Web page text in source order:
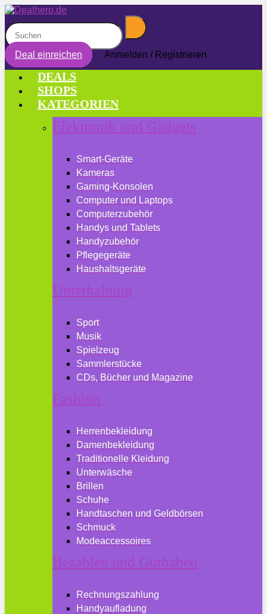
Deal einreichen Anmelden / Registrieren
DEALS
SHOPS
KATEGORIEN
Elektronik und Gadgets
Smart-Geräte
Kameras
Gaming-Konsolen
Computer und Laptops
Computerzubehör
Handys und Tablets
Handyzubehör
Pflegegeräte
Haushaltsgeräte
Unterhaltung
Sport
Musik
Spielzeug
Sammlerstücke
CDs, Bücher und Magazine
Fashion
Herrenbekleidung
Damenbekleidung
Traditionelle Kleidung
Unterwäsche
Brillen
Schuhe
Handtaschen und Geldbörsen
Schmuck
Modeaccessoires
Bezahlen und Guthaben
Rechnungszahlung
Handyaufladung